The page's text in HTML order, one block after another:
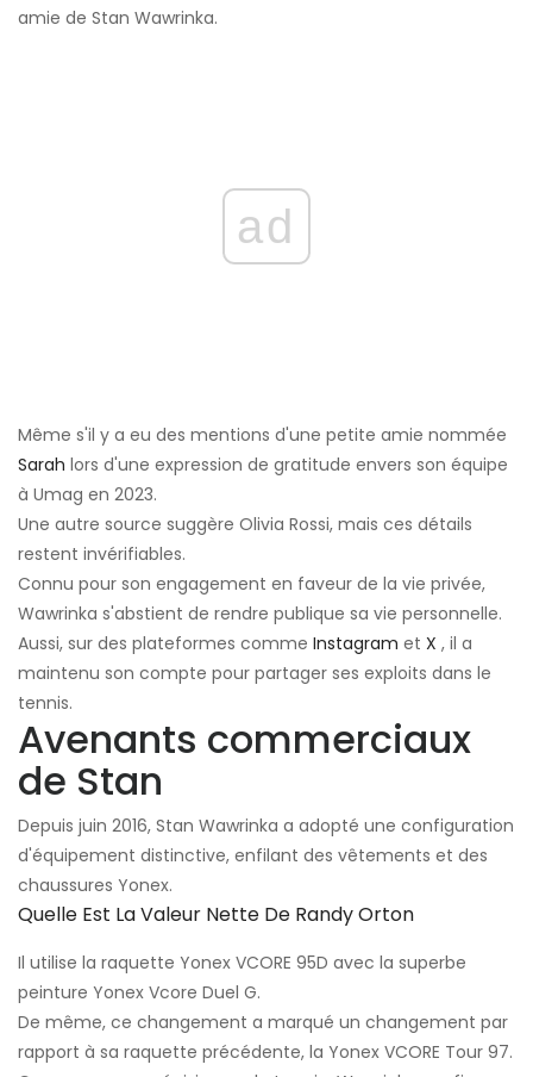
amie de Stan Wawrinka.
ad
Même s'il y a eu des mentions d'une petite amie nommée
Sarah lors d'une expression de gratitude envers son équipe
à Umag en 2023.
Une autre source suggère Olivia Rossi, mais ces détails
restent invérifiables.
Connu pour son engagement en faveur de la vie privée,
Wawrinka s'abstient de rendre publique sa vie personnelle.
Aussi, sur des plateformes comme Instagram et X , il a
maintenu son compte pour partager ses exploits dans le
tennis.
Avenants commerciaux
de Stan
Depuis juin 2016, Stan Wawrinka a adopté une configuration
d'équipement distinctive, enfilant des vêtements et des
chaussures Yonex.
Quelle Est La Valeur Nette De Randy Orton
Il utilise la raquette Yonex VCORE 95D avec la superbe
peinture Yonex Vcore Duel G.
De même, ce changement a marqué un changement par
rapport à sa raquette précédente, la Yonex VCORE Tour 97.